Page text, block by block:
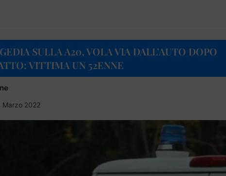
SULLA A20, VOLA VIA DALL’AUTO DOPO
VITTIMA UN 52ENNE
Marzo 2022